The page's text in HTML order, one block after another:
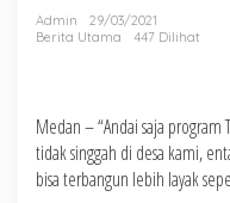
Admin
29/03/2021
Berita Utama
447 Dilihat
Medan – “Andai saja
tidak singgah di desa kami,
bisa terbangun lebih layak